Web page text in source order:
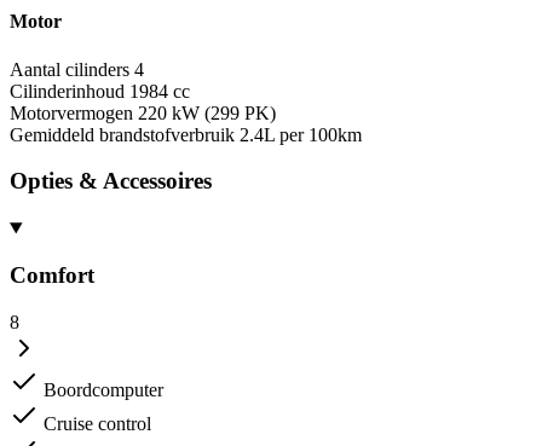
Motor
Aantal cilinders 4
Cilinderinhoud 1984 cc
Motorvermogen 220 kW (299 PK)
Gemiddeld brandstofverbruik 2.4L per 100km
Opties & Accessoires
Comfort
8
Boordcomputer
Cruise control